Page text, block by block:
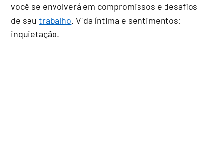
você se envolverá em compromissos e desafios
de seutrabalho. Vida íntima e sentimentos:
inquietação.